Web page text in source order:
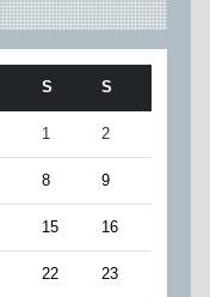
S S
1 2
8 9
15 16
22 23